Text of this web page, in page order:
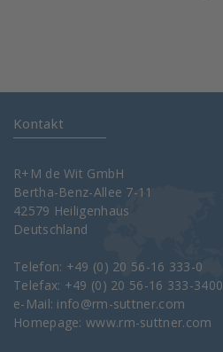
Kontakt
R+M de Wit GmbH
Bertha-Benz-Allee 7-11
42579 Heiligenhaus
Deutschland
Telefon: +49 (0) 20 56-16 333-0
Telefax: +49 (0) 20 56-16 333-3400
e-Mail: info@rm-suttner.com
Homepage:www.rm-suttner.com